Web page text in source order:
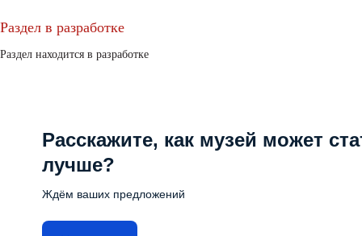
Раздел в разработке
Раздел находится в разработке
Расскажите, как музей может
лучше?
Ждём ваших предложений